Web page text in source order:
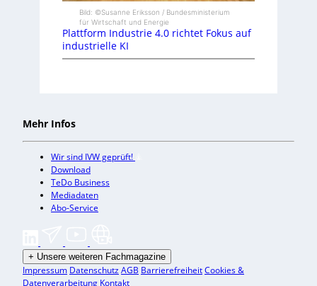
Bild: ©Susanne Eriksson / Bundesministerium
für Wirtschaft und Energie
Plattform Industrie 4.0 richtet Fokus auf
industrielle KI
Mehr Infos
Wir sind IVW geprüft!
Download
TeDo Business
Mediadaten
Abo-Service
+ Unsere weiteren Fachmagazine
Impressum DatenschutzAGB BarrierefreiheitCookies &
Datenverarbeitung Kontakt